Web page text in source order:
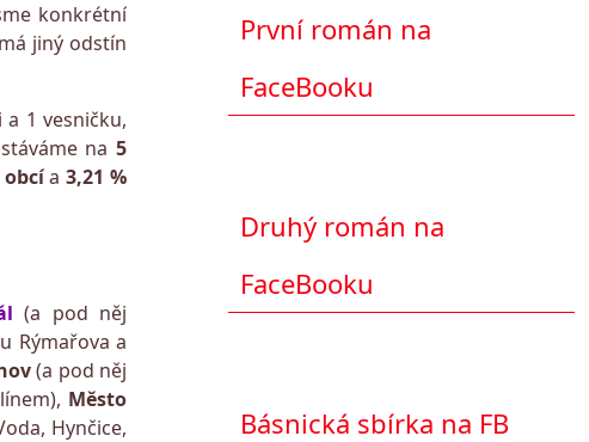
konkrétní
jiný odstín
1 vesničku,
na5
obcía3,21 %
(a pod něj
Rýmařova a
(a pod něj
Město
Hynčice,
První román na
FaceBooku
Druhý román na
FaceBooku
Básnická sbírka na FB